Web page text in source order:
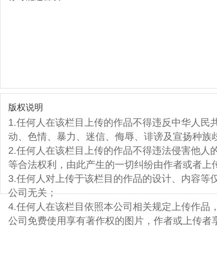
版权说明
1.任何人在该栏目上传的作品不得违反中华人民
动、色情、暴力、迷信、侮辱、诽谤及宣扬种族
2.任何人在该栏目上传的作品不得违法侵害他人
等合法权利，由此产生的一切纠纷由作者或者上
3.任何人对上传于该栏目的作品的设计、内容等
公司无关；
4.任何人在该栏目依照本公司相关规定上传作品
公司免费使用享有著作权的图片，作者或上传者